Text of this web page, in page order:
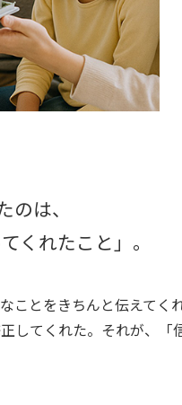
は、
くれたこと」。
ことをきちんと伝えてく
してくれた。それが、「